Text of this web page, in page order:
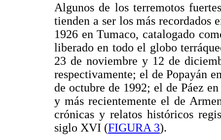
Algunos de los terremotos
tienden a ser los más recordados
1926 en Tumaco, catalogado
liberado en todo el globo
23 de noviembre y 12 de
respectivamente; el de Popayán
de octubre de 1992; el de Páez
y más recientemente el de
crónicas y relatos históricos
siglo XVI (FIGURA 3).